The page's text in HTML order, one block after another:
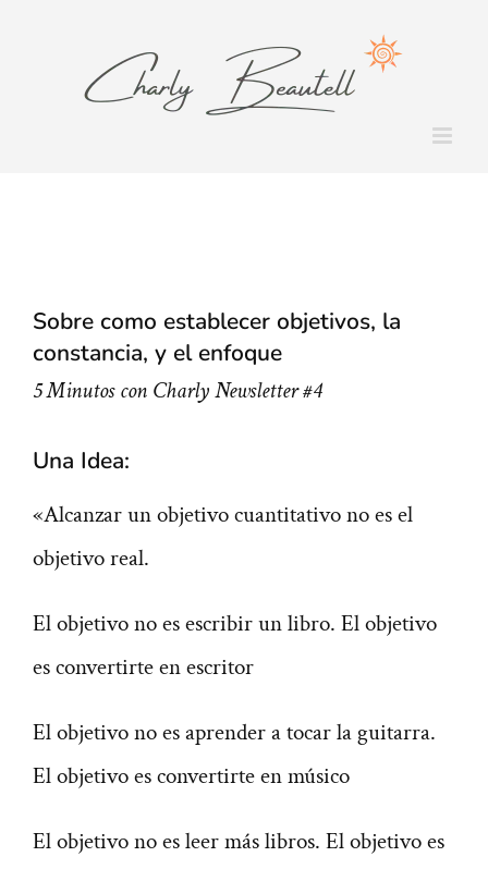
contenido
Sobre como establecer objetivos, la
constancia, y el enfoque
5 Minutos con Charly Newsletter #4
Una Idea:
«Alcanzar un objetivo cuantitativo no es el
objetivo real.
El objetivo no es escribir un libro. El objetivo
es convertirte en escritor
El objetivo no es aprender a tocar la guitarra.
El objetivo es convertirte en músico
El objetivo no es leer más libros. El objetivo es